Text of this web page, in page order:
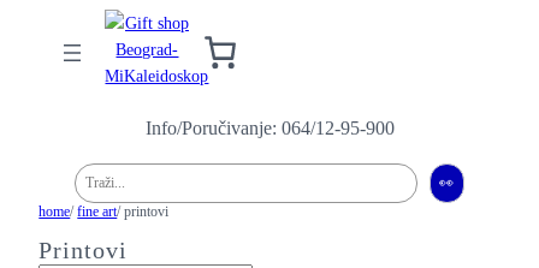
Info/Poručivanje: 064/12-95-900
Pretraga
👀
home/fine art/ printovi
Printovi